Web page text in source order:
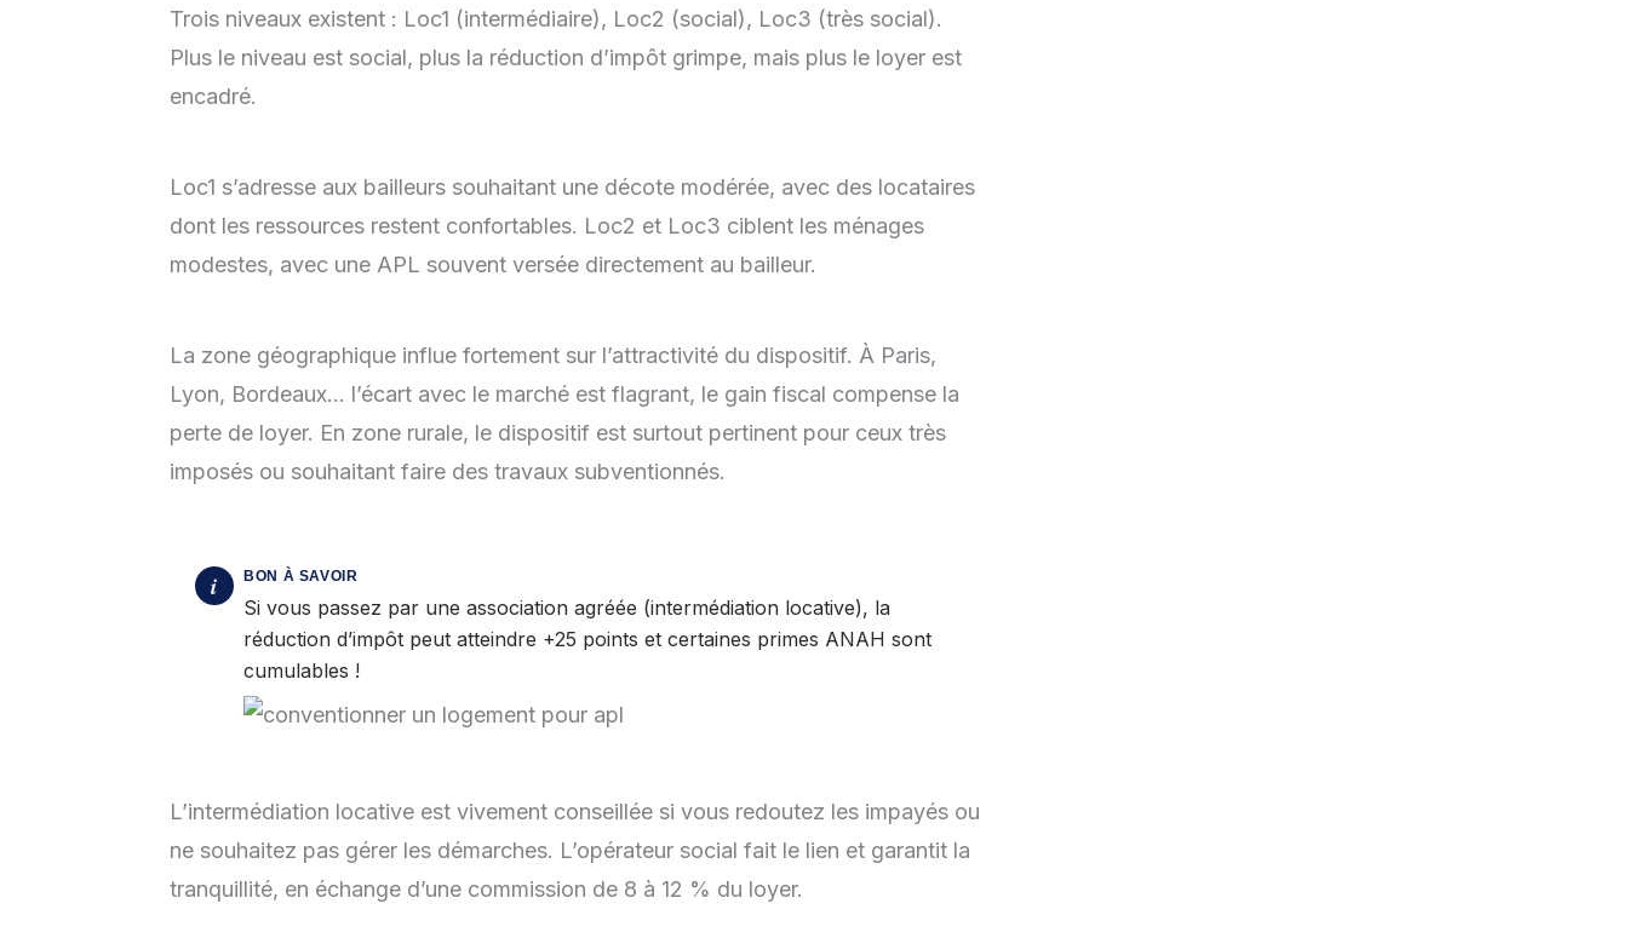
Trois niveaux existent : Loc1 (intermédiaire), Loc2 (social), Loc3 (très social).
Plus le niveau est social, plus la réduction d’impôt grimpe, mais plus le loyer est
encadré.
Loc1 s’adresse aux bailleurs souhaitant une décote modérée, avec des locataires
dont les ressources restent confortables. Loc2 et Loc3 ciblent les ménages
modestes, avec une APL souvent versée directement au bailleur.
La zone géographique influe fortement sur l’attractivité du dispositif. À Paris,
Lyon, Bordeaux… l’écart avec le marché est flagrant, le gain fiscal compense la
perte de loyer. En zone rurale, le dispositif est surtout pertinent pour ceux très
imposés ou souhaitant faire des travaux subventionnés.
Si vous passez par une association agréée (intermédiation locative), la
réduction d’impôt peut atteindre +25 points et certaines primes ANAH sont
cumulables !
L’intermédiation locative est vivement conseillée si vous redoutez les impayés ou
ne souhaitez pas gérer les démarches. L’opérateur social fait le lien et garantit la
tranquillité, en échange d’une commission de 8 à 12 % du loyer.